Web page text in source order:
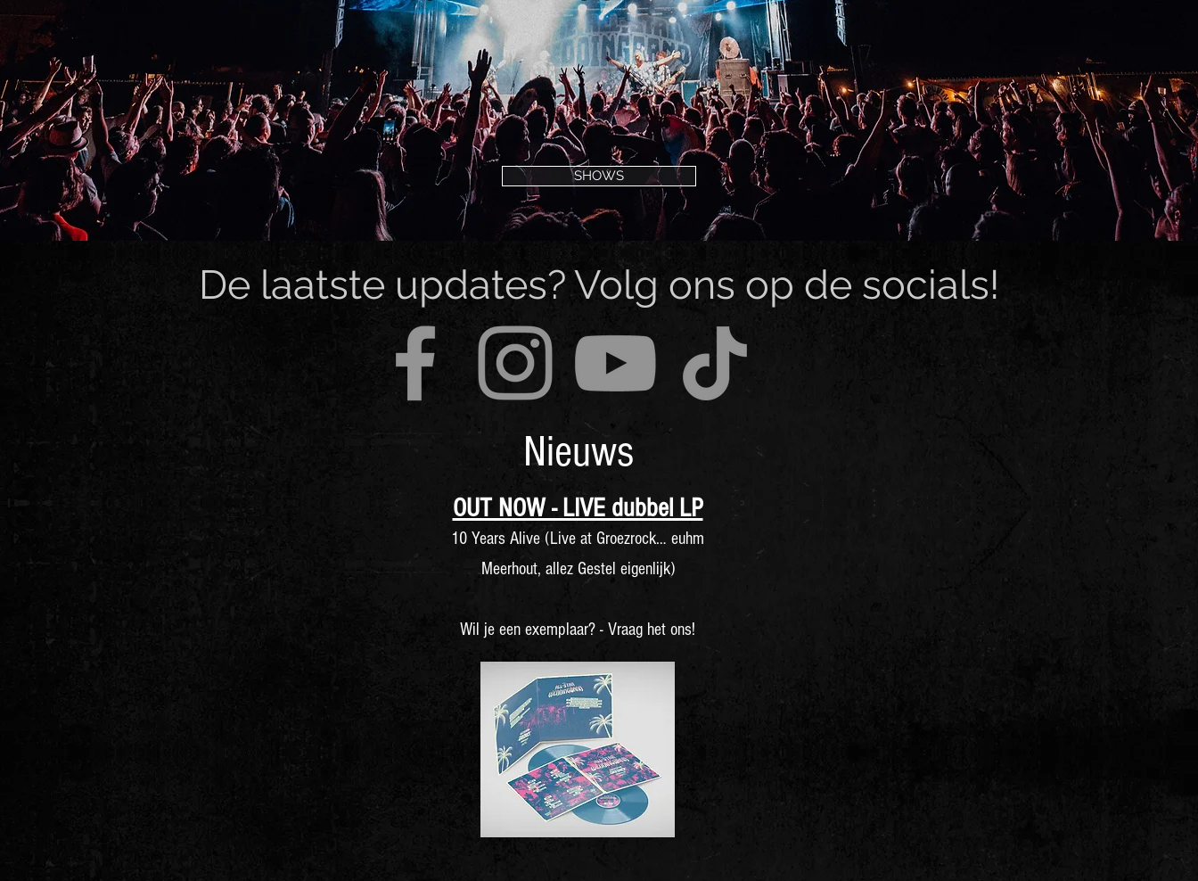
SHOWS
De laatste updates? Volg ons op de socials!
Nieuws
OUT NOW - LIVE dubbel LP
10 Years Alive (Live at Groezrock… euhm
Meerhout, allez Gestel eigenlijk)
Wil je een exemplaar? - Vraag het ons!